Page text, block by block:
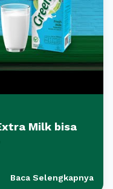
Milk bisa
Baca Selengkapnya